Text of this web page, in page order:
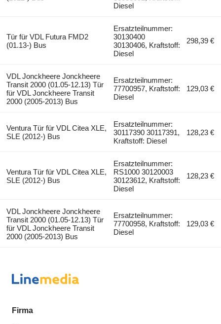
Diesel
Tür für VDL Futura FMD2
(01.13-) Bus
Ersatzteilnummer:
30130400
30130406, Kraftstoff:
Diesel
298,39 €
VDL Jonckheere Jonckheere
Transit 2000 (01.05-12.13) Tür
für VDL Jonckheere Transit
2000 (2005-2013) Bus
Ersatzteilnummer:
77700957, Kraftstoff:
Diesel
129,03 €
Ventura Tür für VDL Citea XLE,
SLE (2012-) Bus
Ersatzteilnummer:
30117390 30117391,
Kraftstoff: Diesel
128,23 €
Ventura Tür für VDL Citea XLE,
SLE (2012-) Bus
Ersatzteilnummer:
RS1000 30120003
30123612, Kraftstoff:
Diesel
128,23 €
VDL Jonckheere Jonckheere
Transit 2000 (01.05-12.13) Tür
für VDL Jonckheere Transit
2000 (2005-2013) Bus
Ersatzteilnummer:
77700958, Kraftstoff:
Diesel
129,03 €
Firma